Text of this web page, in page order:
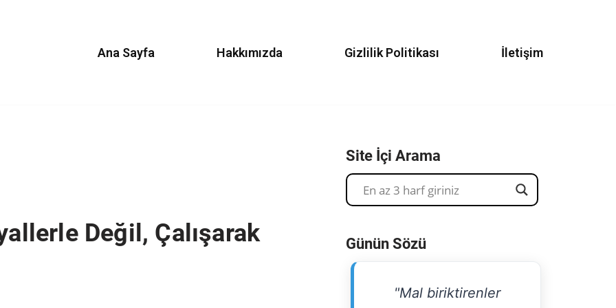
Ana Sayfa Hakkımızda Gizlilik Politikası İletişim
Değil, Çalışarak
Site İçi Arama
Günün Sözü
"Mal biriktirenler